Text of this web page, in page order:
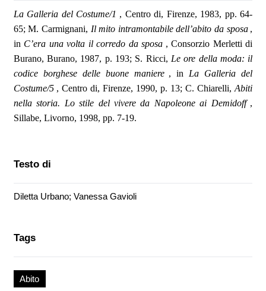
La Galleria del Costume/1 , Centro di, Firenze, 1983, pp. 64-
65; M. Carmignani, Il mito intramontabile dell’abito da sposa ,
in C’era una volta il corredo da sposa , Consorzio Merletti di
Burano, Burano, 1987, p. 193; S. Ricci, Le ore della moda: il
codice borghese delle buone maniere , in La Galleria del
Costume/5 , Centro di, Firenze, 1990, p. 13; C. Chiarelli,Abiti
nella storia. Lo stile del vivere da Napoleone ai Demidoff ,
Sillabe, Livorno, 1998, pp. 7-19.
Testo di
Diletta Urbano; Vanessa Gavioli
Tags
Abito